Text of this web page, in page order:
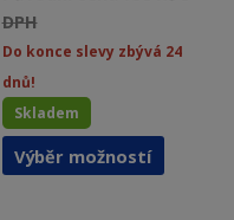
DPH
Do konce slevy zbývá 24
dnů!
Skladem
Výběr možností
Tento
produkt